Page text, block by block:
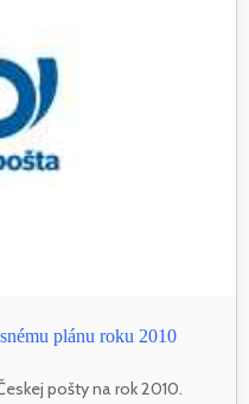
plánu roku 2010
pošty na rok 2010.